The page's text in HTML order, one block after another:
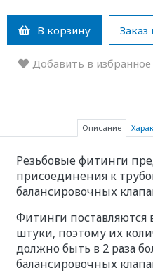
В корзину Заказ
Добавить в избранное
Описание
Резьбовые фитинги
присоединения к
балансировочных
Фитинги поставляются
штуки, поэтому их
должно быть в 2 раза
балансировочных